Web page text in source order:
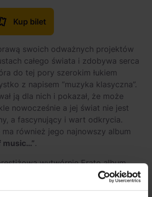
Kup bilet
swoich odważnych projektów
całego świata i zdobywa serca
do tej pory szerokim łukiem
z napisem “muzyka klasyczna”.
ją dla nich i pokazał, że może
nowocześnie a jej świat nie jest
a fascynujący i wart odkrycia.
ma również jego najnowszy album
music…”.
wytwórnię Erato album
premierę już pod koniec marca. To
projekt Orlińskiego i pianisty Michała